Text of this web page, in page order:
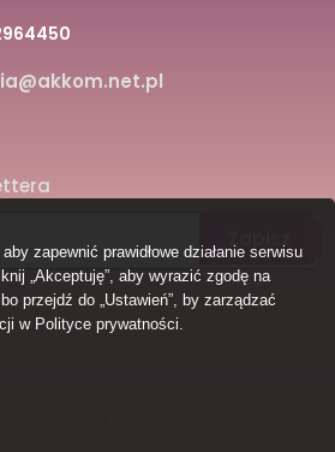
prawa zastrzeżone
zapewnić prawidłowe działanie serwisu
„Akceptuję”, aby wyrazić zgodę na
przejdź do „Ustawień”, by zarządzać
w Polityce prywatności.